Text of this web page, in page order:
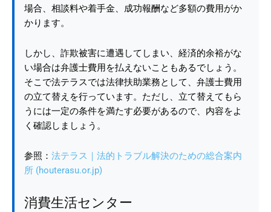
場合、相談料や着手金、成功報酬など多額の費用がか
かります。
しかし、詐欺被害に遭遇してしまい、経済的余裕がな
い場合は弁護士費用を払えないこともあるでしょう。
そこで法テラスでは法律扶助業務として、弁護士費用
の立て替えを行っています。ただし、立て替えてもら
うには一定の条件を満たす必要があるので、内容をよ
く確認しましょう。
参照： 法テラス｜法的トラブル解決のための総合案内
所 (houterasu.or.jp)
消費生活センター